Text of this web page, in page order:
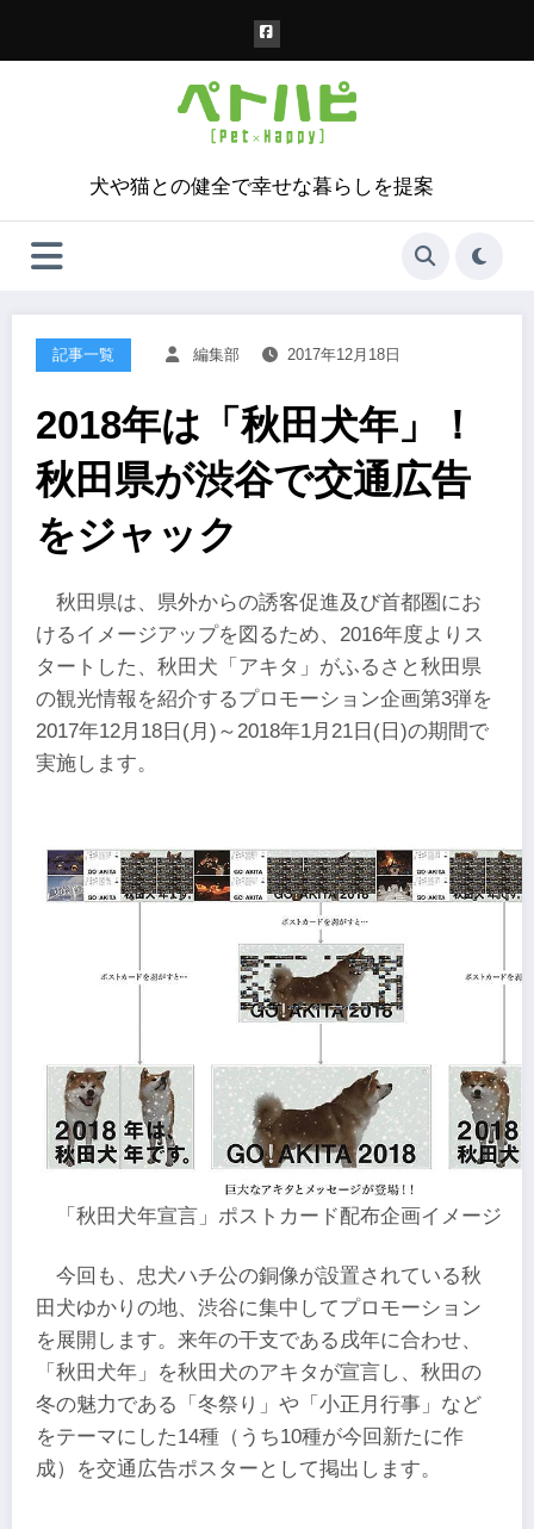
犬や猫との健全で幸せな暮らしを提案
記事一覧 編集部 2017年12月18日
2018年は「秋田犬年」！
秋田県が渋谷で交通広告
をジャック
秋田県は、県外からの誘客促進及び首都圏にお
けるイメージアップを図るため、2016年度よりス
タートした、秋田犬「アキタ」がふるさと秋田県
の観光情報を紹介するプロモーション企画第3弾を
2017年12月18日(月)～2018年1月21日(日)の期間で
実施します。
「秋田犬年宣言」ポストカード配布企画イメージ
今回も、忠犬ハチ公の銅像が設置されている秋
田犬ゆかりの地、渋谷に集中してプロモーション
を展開します。来年の干支である戌年に合わせ、
「秋田犬年」を秋田犬のアキタが宣言し、秋田の
冬の魅力である「冬祭り」や「小正月行事」など
をテーマにした14種（うち10種が今回新たに作
成）を交通広告ポスターとして掲出します。